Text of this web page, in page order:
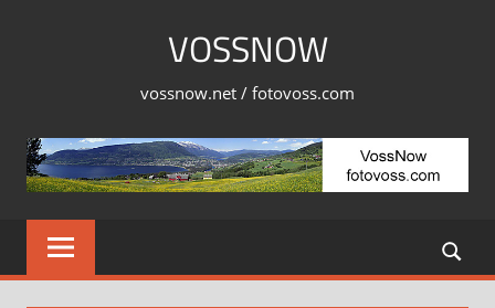
VOSSNOW
vossnow.net / fotovoss.com